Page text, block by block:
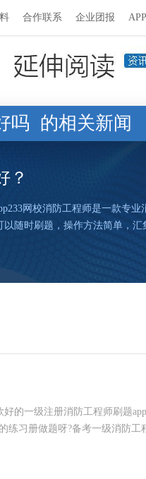
合作联系 企业团报
吗 的相关新闻
？
网校消防工程师是一款专
随时刷题，操作方法简单，
的一级注册消防工程师刷题
练习册做题呀?备考一级消防工